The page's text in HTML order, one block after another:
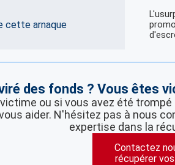
cette arnaque
des fonds ? Vous êtes
ou si vous avez été
aider. N'hésitez pas à nous
expertise dans la
Contactez
récupérer